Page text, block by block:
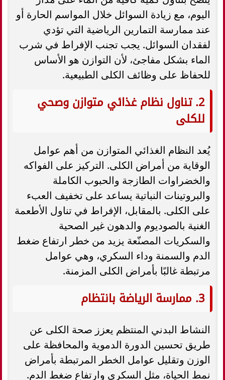
اليوم، مع زيادة السوائل خلال المواسم الحارة أو
عند ممارسة التمارين الرياضية التي تؤدي
لفقدان السوائل. يجب تجنب الإفراط في شرب
الماء بشكل مفاجئ، لأن التوازن هو الأساس
للحفاظ على وظائف الكلى الطبيعية.
2. تناول نظام غذائي متوازن وصحي
للكلى
يُعد النظام الغذائي المتوازن من أهم عوامل
الوقاية من أمراض الكلى. التركيز على الفواكه
والخضراوات الطازجة والحبوب الكاملة
والبروتينات النباتية يساعد على تخفيف العبء
على الكلى. بالمقابل، الإفراط في تناول الأطعمة
الغنية بالصوديوم والدهون غير الصحية
والسكريات المصنّعة يزيد من خطر ارتفاع ضغط
الدم والسمنة وداء السكري، وهي عوامل
مرتبطة غالبًا بأمراض الكلى المزمنة.
3. ممارسة الرياضة بانتظام
النشاط البدني المنتظم يعزز صحة الكلى عن
طريق تحسين الدورة الدموية والمحافظة على
الوزن وتقليل عوامل الخطر المرتبطة بأمراض
نمط الحياة، مثل السكري وارتفاع ضغط الدم.